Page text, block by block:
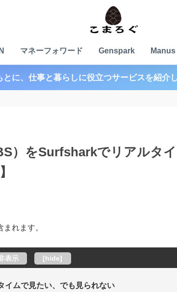
マネーフォワード Genspark Manus
に、仕事と暮らしに役立つサービスを紹介
）をSurfsharkでリアルタ
れます。
表示 [hide]
イムで見たい、でも見られない